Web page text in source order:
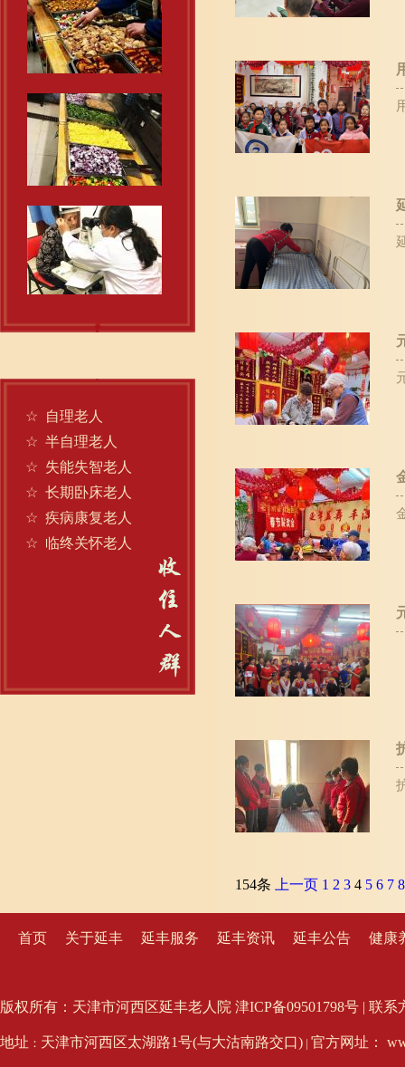
☆
自理老人
☆ 半自理老人
☆ 失能失智老人
☆ 长期卧床老人
☆ 疾病康复老人
☆ 临终关怀老人
154条 上一页 1 2 3 4 5 6 7 8
首页 关于延丰 延丰服务 延丰资讯 延丰公告 健康
版权所有：天津市河西区延丰老人院 津ICP备09501798号 | 联系
地址 ： 天津市河西区太湖路1号(与大沽南路交口) 官方网址：